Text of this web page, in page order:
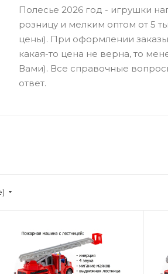
Полесье 2026 год - игрушки
розницу и мелким оптом от 5
цены). При оформлении
какая-то цена не верна, то
Вами). Все справочные
ответ.